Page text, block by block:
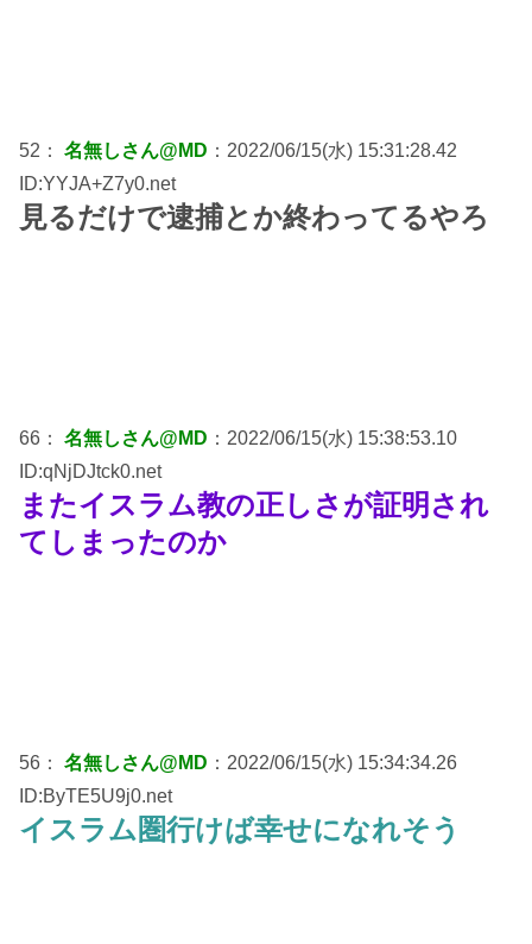
52： 名無しさん@MD ：2022/06/15(水) 15:31:28.42
ID:YYJA+Z7y0.net
見るだけで逮捕とか終わってるやろ
66： 名無しさん@MD ：2022/06/15(水) 15:38:53.10
ID:qNjDJtck0.net
またイスラム教の正しさが証明され
てしまったのか
56： 名無しさん@MD ：2022/06/15(水) 15:34:34.26
ID:ByTE5U9j0.net
イスラム圏行けば幸せになれそう